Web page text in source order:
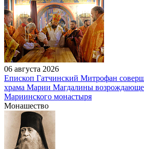
06 августа 2026
Епископ Гатчинский Митрофан
храма Марии Магдалины
Мариинского монастыря
Монашество